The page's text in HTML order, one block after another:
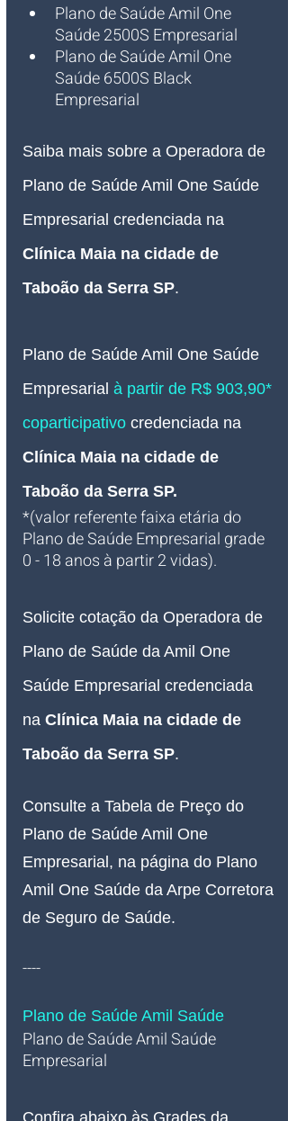
Plano de Saúde Amil One
Saúde 2500S Empresarial
Plano de Saúde Amil One
Saúde 6500S Black
Empresarial
Saiba mais sobre a Operadora de
Plano de Saúde Amil One Saúde
Empresarial credenciada na
Clínica Maia na cidade de
Taboão da Serra SP.
Plano de Saúde Amil One Saúde
Empresarial à partir de R$ 903,90*
coparticipativo credenciada na
Clínica Maia na cidade de
Taboão da Serra SP.
*(valor referente faixa etária do
Plano de Saúde Empresarial grade
0 - 18 anos à partir 2 vidas).
Solicite cotação da Operadora de
Plano de Saúde da Amil One
Saúde Empresarial credenciada
na Clínica Maia na cidade de
Taboão da Serra SP.
Consulte a Tabela de Preço do
Plano de Saúde Amil One
Empresarial, na página do Plano
Amil One Saúde da Arpe Corretora
de Seguro de Saúde.
----
Plano de Saúde Amil Saúde
Plano de Saúde Amil Saúde
Empresarial
Confira abaixo às Grades da